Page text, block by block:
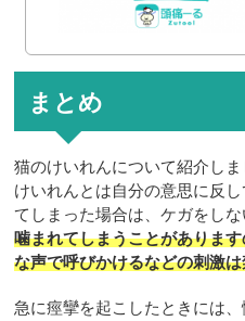
まとめ
猫のけいれんについて紹介しま
けいれんとは自分の意思に反
てしまった場合は、ケガをし
噛まれてしまうことがありま
な声で呼びかけるなどの刺激
急に痙攣を起こしたときには